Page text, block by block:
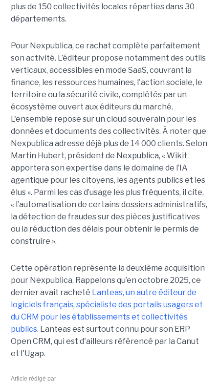
plus de 150 collectivités locales réparties dans 30
départements.
Pour Nexpublica, ce rachat complète parfaitement
son activité. L’éditeur propose notamment des outils
verticaux, accessibles en mode SaaS, couvrant la
finance, les ressources humaines, l'action sociale, le
territoire ou la sécurité civile, complétés par un
écosystème ouvert aux éditeurs du marché.
L'ensemble repose sur un cloud souverain pour les
données et documents des collectivités. À noter que
Nexpublica adresse déjà plus de 14 000 clients. Selon
Martin Hubert, président de Nexpublica, « Wikit
apportera son expertise dans le domaine de l’IA
agentique pour les citoyens, les agents publics et les
élus ». Parmi les cas d’usage les plus fréquents, il cite,
« l’automatisation de certains dossiers administratifs,
la détection de fraudes sur des pièces justificatives
ou la réduction des délais pour obtenir le permis de
construire ».
Cette opération représente la deuxième acquisition
pour Nexpublica. Rappelons qu’en octobre 2025, ce
dernier avait racheté Lanteas, un autre éditeur de
logiciels français, spécialiste des portails usagers et
du CRM pour les établissements et collectivités
publics. Lanteas est surtout connu pour son ERP
Open CRM, qui est d'ailleurs référencé par la Canut
et l'Ugap.
Article rédigé par